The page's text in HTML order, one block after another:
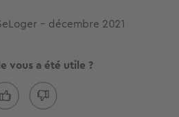
- décembre 2021
vous a été utile ?